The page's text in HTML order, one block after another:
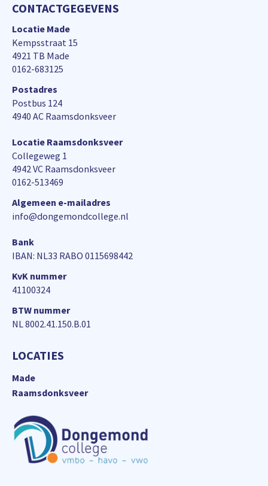
CONTACTGEGEVENS
Locatie Made
Kempsstraat 15
4921 TB Made
0162-683125
Postadres
Postbus 124
4940 AC Raamsdonksveer
Locatie Raamsdonksveer
Collegeweg 1
4942 VC Raamsdonksveer
0162-513469
Algemeen e-mailadres
info@dongemondcollege.nl
Bank
IBAN: NL33 RABO 0115698442
KvK nummer
41100324
BTW nummer
NL 8002.41.150.B.01
LOCATIES
Made
Raamsdonksveer